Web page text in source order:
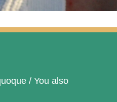
/ You also